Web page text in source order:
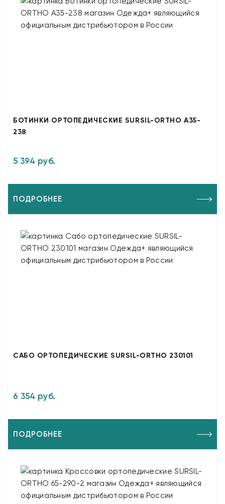
БОТИНКИ ОРТОПЕДИЧЕСКИЕ SURSIL-ORTHO A35-
238
5 394 руб.
ПОДРОБНЕЕ
САБО ОРТОПЕДИЧЕСКИЕ SURSIL-ORTHO 230101
6 354 руб.
ПОДРОБНЕЕ